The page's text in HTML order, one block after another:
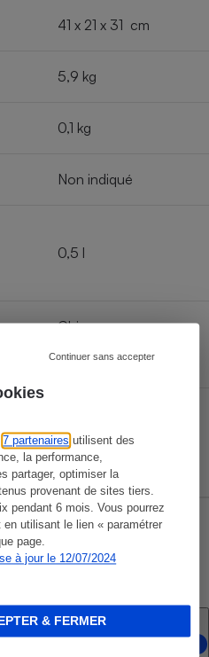
7 partenaires utilisent des
la performance,
partager, optimiser la
provenant de sites tiers.
pendant 6 mois. Vous pourrez
en utilisant le lien « paramétrer
page.
à jour le 12/07/2024
Continuer sans accepter
& FERMER
41 x 21 x 31 cm
5,9 kg
0,1 kg
Non indiqué
0,5 l
Chine
ligne